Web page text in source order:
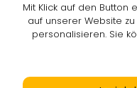
Mit Klick auf den Button
auf unserer Website
personalisieren. Sie